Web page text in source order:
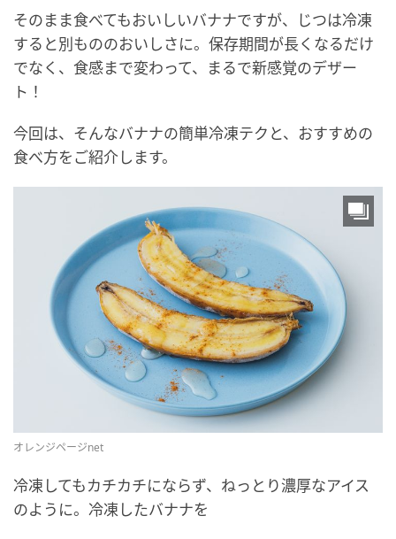
そのまま食べてもおいしいバナナですが、じつは冷凍
すると別もののおいしさに。保存期間が長くなるだけ
でなく、食感まで変わって、まるで新感覚のデザー
ト！
今回は、そんなバナナの簡単冷凍テクと、おすすめの
食べ方をご紹介します。
オレンジページnet
冷凍してもカチカチにならず、ねっとり濃厚なアイス
のように。冷凍したバナナを